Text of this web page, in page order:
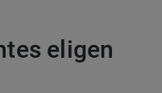
eligen